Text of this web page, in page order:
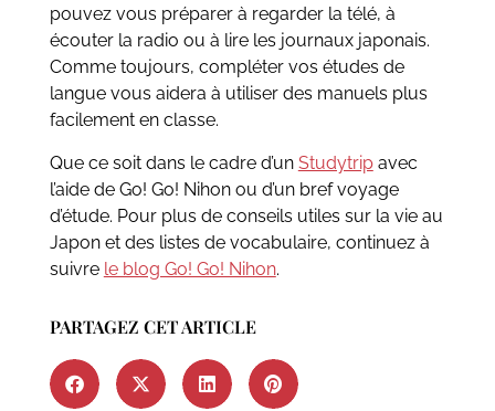
pouvez vous préparer à regarder la télé, à
écouter la radio ou à lire les journaux japonais.
Comme toujours, compléter vos études de
langue vous aidera à utiliser des manuels plus
facilement en classe.
Que ce soit dans le cadre d’un Studytripavec
l’aide de Go! Go! Nihon ou d’un bref voyage
d’étude. Pour plus de conseils utiles sur la vie au
Japon et des listes de vocabulaire, continuez à
suivre le blog Go! Go! Nihon.
PARTAGEZ CET ARTICLE